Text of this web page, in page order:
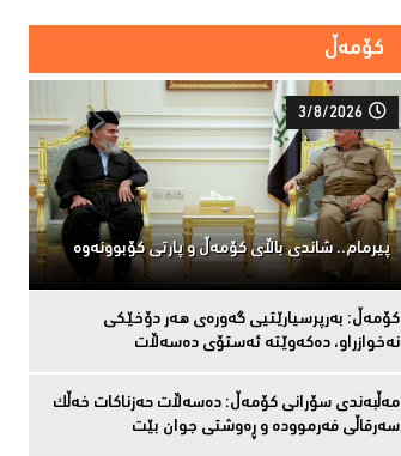
کۆمەڵ
3/8/2026
پیرمام.. شاندی باڵای كۆمه‌ڵ و پارتی كۆبوونه‌وه‌
كۆمەڵ: بەرپرسیارێتیی گەورەی هەر دۆخێکی
نەخوازراو، دەكەوێتە ئەستۆی دەسەڵات
مەڵبەندى سۆرانى کۆمەڵ: دەسەڵات حەزناکات خەڵک
سەرقاڵى فەرموودە و ڕەوشتى جوان بێت